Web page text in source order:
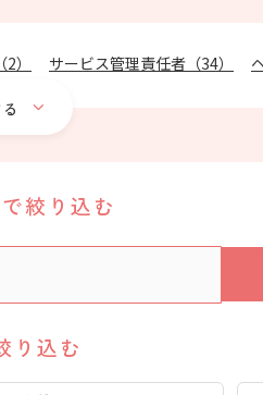
2） サービス管理責任者（34）
（
絞り込む
り込む